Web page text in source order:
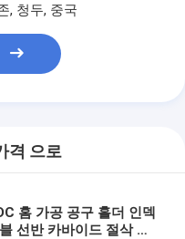
, 청두, 중국
격 으로
홈 가공 공구 홀더 인덱
선반 카바이드 절삭 공